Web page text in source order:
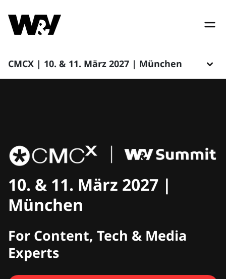
CMCX | 10. & 11. März 2027 | München
CMCX
10. & 11. März 2027 |
München
For Content, Tech & Media
Experts